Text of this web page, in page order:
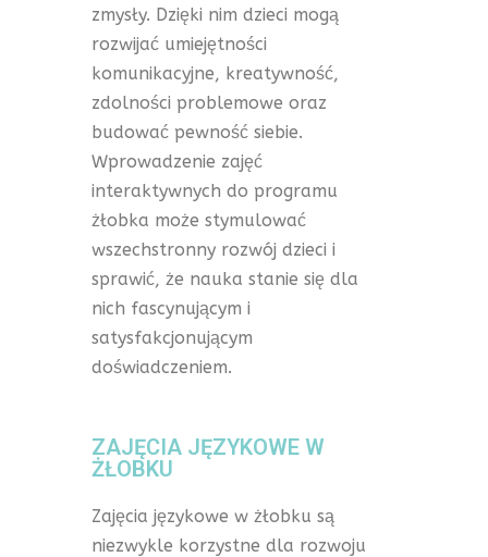
zmysły. Dzięki nim dzieci mogą
rozwijać umiejętności
komunikacyjne, kreatywność,
zdolności problemowe oraz
budować pewność siebie.
Wprowadzenie zajęć
interaktywnych do programu
żłobka może stymulować
wszechstronny rozwój dzieci i
sprawić, że nauka stanie się dla
nich fascynującym i
satysfakcjonującym
doświadczeniem.
ZAJĘCIA JĘZYKOWE W
ŻŁOBKU
Zajęcia językowe w żłobku są
niezwykle korzystne dla rozwoju